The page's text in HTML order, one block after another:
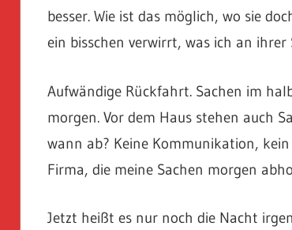
besser. Wie ist das möglich, wo sie
ein bisschen verwirrt, was ich an ihrer
Aufwändige Rückfahrt. Sachen im
morgen. Vor dem Haus stehen auch
wann ab? Keine Kommunikation,
Firma, die meine Sachen morgen
Jetzt heißt es nur noch die Nacht